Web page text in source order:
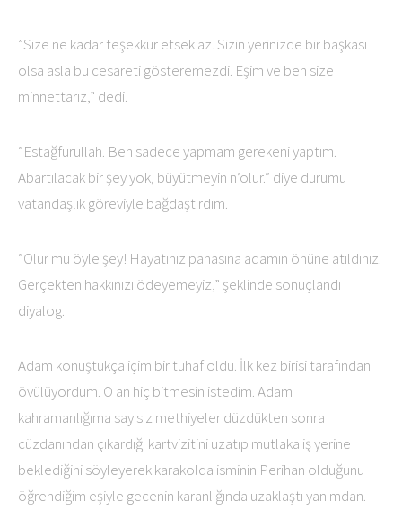
”Size ne kadar teşekkür etsek az. Sizin yerinizde bir başkası
olsa asla bu cesareti gösteremezdi. Eşim ve ben size
minnettarız,” dedi.
”Estağfurullah. Ben sadece yapmam gerekeni yaptım.
Abartılacak bir şey yok, büyütmeyin n’olur.” diye durumu
vatandaşlık göreviyle bağdaştırdım.
”Olur mu öyle şey! Hayatınız pahasına adamın önüne atıldınız.
Gerçekten hakkınızı ödeyemeyiz,” şeklinde sonuçlandı
diyalog.
Adam konuştukça içim bir tuhaf oldu. İlk kez birisi tarafından
övülüyordum. O an hiç bitmesin istedim. Adam
kahramanlığıma sayısız methiyeler düzdükten sonra
cüzdanından çıkardığı kartvizitini uzatıp mutlaka iş yerine
beklediğini söyleyerek karakolda isminin Perihan olduğunu
öğrendiğim eşiyle gecenin karanlığında uzaklaştı yanımdan.